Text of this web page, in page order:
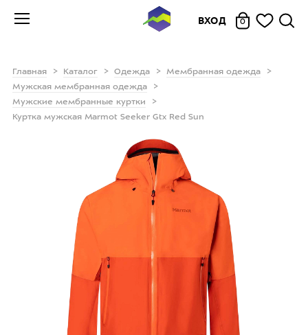
ВХОД 0
Главная Каталог Одежда
Мембранная одежда
Мужская мембранная одежда
Мужские мембранные куртки
Куртка мужская Marmot Seeker Gtx Red Sun